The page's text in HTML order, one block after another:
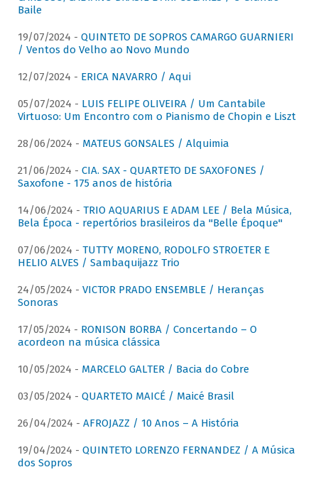
Baile
19/07/2024 - QUINTETO DE SOPROS CAMARGO GUARNIERI
/ Ventos do Velho ao Novo Mundo
12/07/2024 - ERICA NAVARRO / Aqui
05/07/2024 - LUIS FELIPE OLIVEIRA / Um Cantabile
Virtuoso: Um Encontro com o Pianismo de Chopin e Liszt
28/06/2024 - MATEUS GONSALES / Alquimia
21/06/2024 - CIA. SAX - QUARTETO DE SAXOFONES /
Saxofone - 175 anos de história
14/06/2024 - TRIO AQUARIUS E ADAM LEE / Bela Música,
Bela Época - repertórios brasileiros da "Belle Époque"
07/06/2024 - TUTTY MORENO, RODOLFO STROETER E
HELIO ALVES / Sambaquijazz Trio
24/05/2024 - VICTOR PRADO ENSEMBLE / Heranças
Sonoras
17/05/2024 - RONISON BORBA / Concertando – O
acordeon na música clássica
10/05/2024 - MARCELO GALTER / Bacia do Cobre
03/05/2024 - QUARTETO MAICÉ / Maicé Brasil
26/04/2024 - AFROJAZZ / 10 Anos – A História
19/04/2024 - QUINTETO LORENZO FERNANDEZ / A Música
dos Sopros